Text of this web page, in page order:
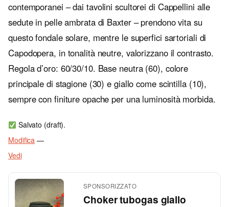
contemporanei – dai tavolini scultorei di Cappellini alle
sedute in pelle ambrata di Baxter – prendono vita su
questo fondale solare, mentre le superfici sartoriali di
Capodopera, in tonalità neutre, valorizzano il contrasto.
Regola d’oro: 60/30/10. Base neutra (60), colore
principale di stagione (30) e giallo come scintilla (10),
sempre con finiture opache per una luminosità morbida.
Salvato (draft).
Modifica —
Vedi
SPONSORIZZATO
Choker tubogas giallo